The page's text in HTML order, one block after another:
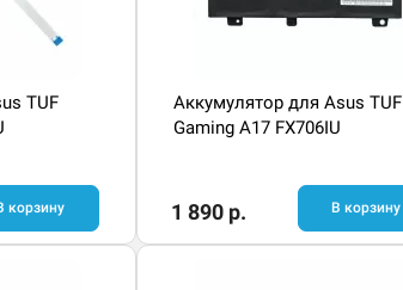
TUF
корзину
Аккумулятор для Asus TUF
Gaming A17 FX706IU
1 890 р. В корзину